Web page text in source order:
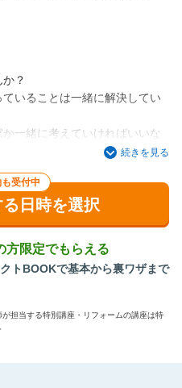
？
いることは一緒に解決してい
一緒に考えていければいいな
うやって進めて行けばいいの
ってどこにしたらいいのだろ
聞かせください。
ります。
続きを見る
受付中
日時を選択
方限定でもらえる
トBOOKで基本から裏ワザまで
担当する特別講座・リフォームの講座は特